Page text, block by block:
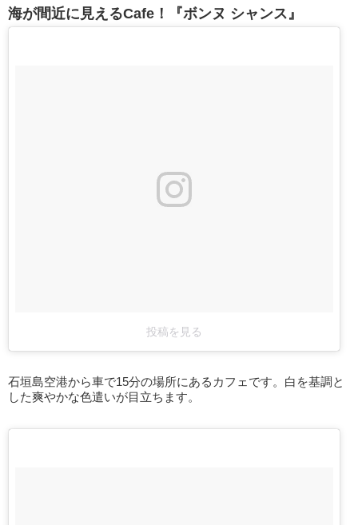
海が間近に見えるCafe！『ボンヌ シャンス』
投稿を見る
石垣島空港から車で15分の場所にあるカフェです。白を基調と
した爽やかな色遣いが目立ちます。